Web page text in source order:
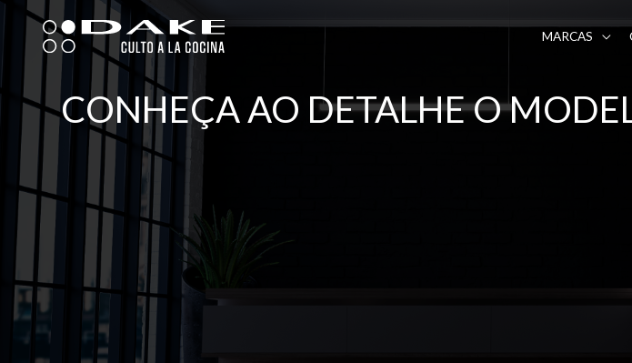
Skip
content
MARCAS
CONHEÇA AO DETALHE O